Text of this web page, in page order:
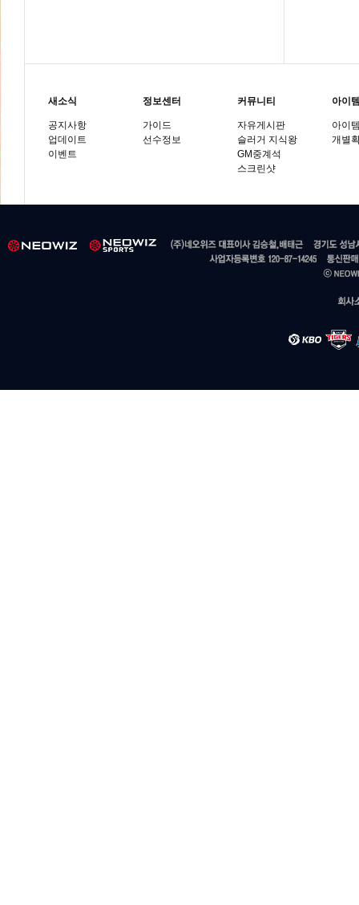
새소식
공지사항
업데이트
이벤트
정보센터
가이드
선수정보
커뮤니티
자유게시판
슬러거 지식왕
GM중계석
스크린샷
아이
아이
개별